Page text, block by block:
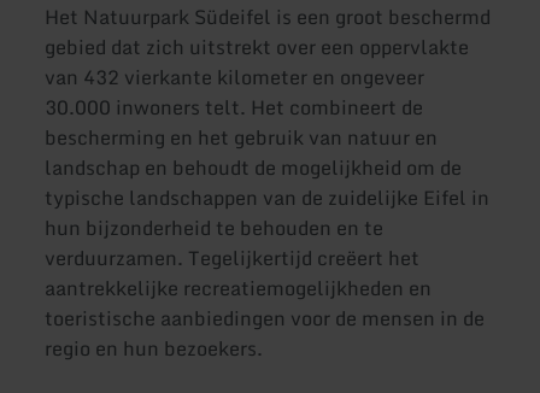
Het Natuurpark Südeifel is een groot beschermd
gebied dat zich uitstrekt over een oppervlakte
van 432 vierkante kilometer en ongeveer
30.000 inwoners telt. Het combineert de
bescherming en het gebruik van natuur en
landschap en behoudt de mogelijkheid om de
typische landschappen van de zuidelijke Eifel in
hun bijzonderheid te behouden en te
verduurzamen. Tegelijkertijd creëert het
aantrekkelijke recreatiemogelijkheden en
toeristische aanbiedingen voor de mensen in de
regio en hun bezoekers.